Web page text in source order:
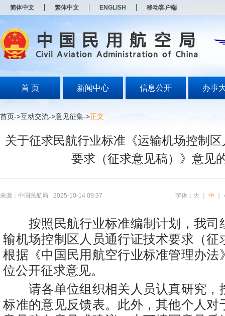
简体中文 繁体中文 ENGLISH 移动客户端
首 页 新闻中心 信息公开 办事
首页->互动交流->意见征集->正文
关于征求民航行业标准《运输机场控制
要求（征求意见稿）》意见
来源：中国民航局 2025-10-14 09:37 字体： 大 中
按照民航行业标准编制计划，我司
输机场控制区人员通行证技术要求（征
根据《中国民用航空行业标准管理办法
位公开征求意见。
请各单位组织相关人员认真研究，
标准的意见反馈表。此外，其他个人对
打
开
无
障
说
按
Alt
波
浪
盲